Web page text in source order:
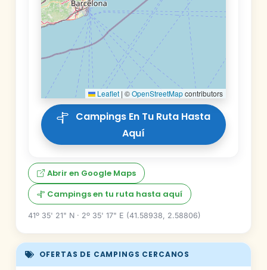
Leaflet | ©OpenStreetMapcontributors
Aquí
Abrir en Google Maps
Campings en tu ruta hasta aquí
41º 35' 21" N · 2º 35' 17" E (41.58938, 2.58806)
OFERTAS DE CAMPINGS CERCANOS